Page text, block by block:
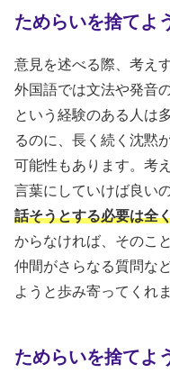
ためらいを捨てよ
意見を述べる際、考え
外国語では文法や発音
という経験のある人は
るのに、長く続く沈黙
可能性もあります。考
言葉にしていけば良いの
話そうとする必要は全
からなければ、そのこ
仲間がさらなる質問な
ようと歩み寄ってくれま
ためらいを捨てよ